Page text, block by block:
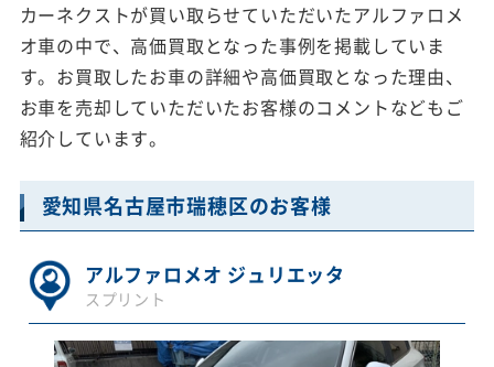
カーネクストが買い取らせていただいたアルファロメ
オ車の中で、高価買取となった事例を掲載していま
す。お買取したお車の詳細や高価買取となった理由、
お車を売却していただいたお客様のコメントなどもご
紹介しています。
愛知県名古屋市瑞穂区のお客様
アルファロメオ ジュリエッタ
スプリント